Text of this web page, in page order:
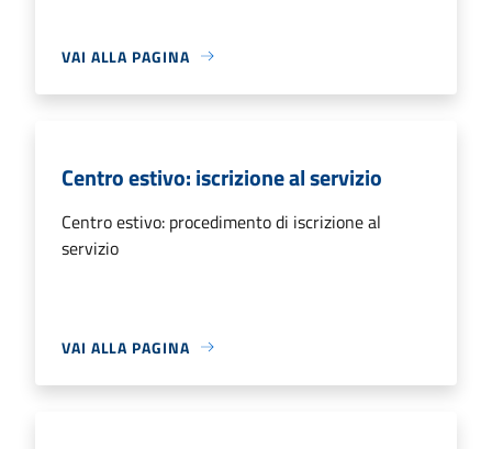
VAI ALLA PAGINA
Centro estivo: iscrizione al servizio
Centro estivo: procedimento di iscrizione al
servizio
VAI ALLA PAGINA